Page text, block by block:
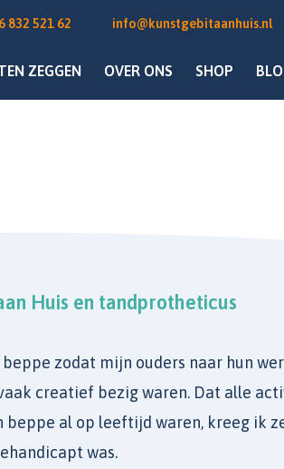
832 521 62 info@kunstgebitaanhuis.nl
ZEGGEN OVER ONS SHOP
Huis en tandprotheticus
zodat mijn ouders naar hun
creatief bezig waren. Dat alle
al op leeftijd waren, kreeg ik
was.